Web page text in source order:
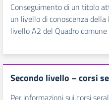
Conseguimento di un titolo
un livello di conoscenza
livello A2 del Quadro comune
Secondo livello – corsi
Per informazioni sui corsi